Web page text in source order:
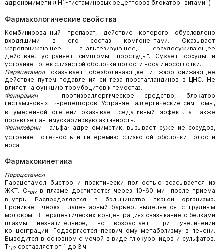
адреномиметик+H1-гистаминовых рецепторов блокатор+витамин)
Фармакологические свойства
Комбинированный препарат, действие которого обусловлено
входящими в его состав компонентами. Оказывает
жаропонижающее, анальгезирующее, сосудосуживающее
действие, устраняет симптомы "простуды". Сужает сосуды и
устраняет отек слизистой оболочки полости носа и носоглотки.
Парацетамолоказывает обезболивающее и жаропонижающее
действие путем подавления синтеза простагландинов в ЦНС. Не
влияет на функцию тромбоцитов и гемостаз.
Фенирамин- противоаллергическое средство, блокатор
гистаминовых H1-рецепторов. Устраняет аллергические симптомы,
в умеренной степени оказывает седативный эффект, а также
проявляет антимускариновую активность.
Фенилэфрин- альфа1-адреномиметик, вызывает сужение сосудов,
устраняет отечность и гиперемию слизистой оболочки полости
носа.
Фармакокинетика
Парацетамол
Парацетамол быстро и практически полностью всасывается из
ЖКТ. Cmax в плазме достигается через 10-60 мин после приема
внутрь. Распределяется в большинстве тканей организма.
Проникает через плацентарный барьер, выделяется с грудным
молоком. В терапевтических концентрациях связывание с белками
плазмы незначительное, но возрастает при увеличении
концентрации. Подвергается первичному метаболизму в печени.
Выводится в основном с мочой в виде глюкуронидов и сульфатов.
T1/2 составляет от 1 до 3 ч.